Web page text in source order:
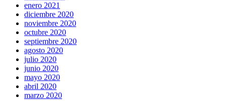
enero 2021
diciembre 2020
noviembre 2020
octubre 2020
septiembre 2020
agosto 2020
julio 2020
junio 2020
mayo 2020
abril 2020
marzo 2020